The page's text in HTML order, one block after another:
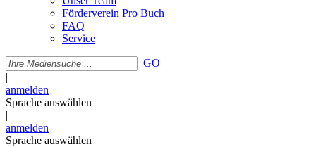
Förderverein Pro Buch
FAQ
Service
GO
|
anmelden
Sprache auswählen
|
anmelden
Sprache auswählen